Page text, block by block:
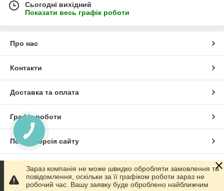
Сьогодні вихідний
Показати весь графік роботи
Про нас
Контакти
Доставка та оплата
Графік роботи
Повна версія сайту
Сайт створено на маркетплейсіProm.ua
Зараз компанія не може швидко обробляти замовлення та
повідомлення, оскільки за її графіком роботи зараз не
робочий час. Вашу заявку буде оброблено найближчим
КНОПКА
ЗВ'ЯЗКУ